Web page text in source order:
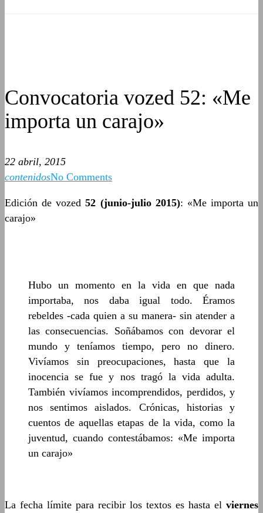
Convocatoria vozed 52: «Me
importa un carajo»
22 abril, 2015
contenidosNo Comments
Edición de vozed52 (junio-julio 2015): «Me importa un
carajo»
Hubo un momento en la vida en que nada
importaba, nos daba igual todo. Éramos
rebeldes -cada quien a su manera- sin atender a
las consecuencias. Soñábamos con devorar el
mundo y teníamos tiempo, pero no dinero.
Vivíamos sin preocupaciones, hasta que la
inocencia se fue y nos tragó la vida adulta.
También vivíamos incomprendidos, perdidos, y
nos sentimos aislados. Crónicas, historias y
cuentos de aquellas etapas de la vida, como la
juventud, cuando contestábamos: «Me importa
un carajo»
La fecha límite para recibir los textos es hasta el viernes